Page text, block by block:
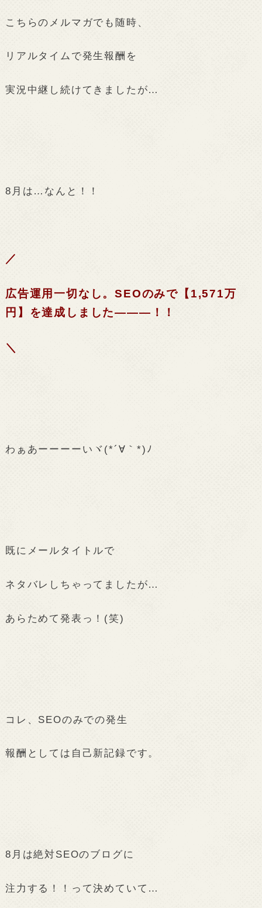
こちらのメルマガでも随時、
リアルタイムで発生報酬を
実況中継し続けてきましたが…
8月は…なんと！！
／
広告運用一切なし。SEOのみで【1,571万
円】を達成しました―――！！
＼
わぁあーーーーいヾ(*´∀｀*)ﾉ
既にメールタイトルで
ネタバレしちゃってましたが…
あらためて発表っ！(笑)
コレ、SEOのみでの発生
報酬としては自己新記録です。
8月は絶対SEOのブログに
注力する！！って決めていて…